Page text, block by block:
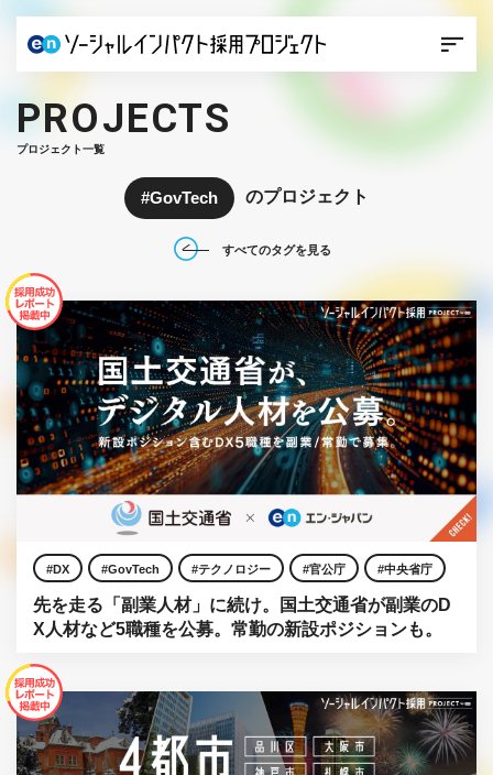
PROJECTS
プロジェクト一覧
GovTech のプロジェクト
すべてのタグを見る
DX GovTech テクノロジー 官公庁 中央省庁
先を走る「副業人材」に続け。国土交通省が副業のD
X人材など5職種を公募。常勤の新設ポジションも。